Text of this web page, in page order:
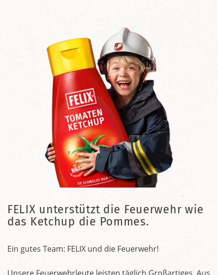
FELIX unterstützt die Feuerwehr wie
das Ketchup die Pommes.
Ein gutes Team: FELIX und die Feuerwehr!